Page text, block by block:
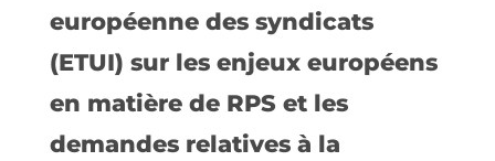
européenne des syndicats
(ETUI) sur les enjeux européens
en matière de RPS et les
demandes relatives à la